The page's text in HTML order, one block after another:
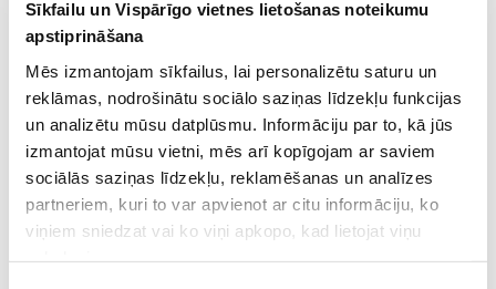
Sīkfailu un Vispārīgo vietnes lietošanas noteikumu
apstiprināšana
Mēs izmantojam sīkfailus, lai personalizētu saturu un
reklāmas, nodrošinātu sociālo saziņas līdzekļu funkcijas
un analizētu mūsu datplūsmu. Informāciju par to, kā jūs
izmantojat mūsu vietni, mēs arī kopīgojam ar saviem
sociālās saziņas līdzekļu, reklamēšanas un analīzes
partneriem, kuri to var apvienot ar citu informāciju, ko
viņiem sniedzat vai ko viņi apkopo, kad lietojat viņu
BENRINNES 21YO SINGLE MALT
Whiskey, 55.4%, 0.7L
480.99 €
ADD TO BASKET
GLENKINCHIE MALT 27YO GB
461.99 €
ADD TO BASKET